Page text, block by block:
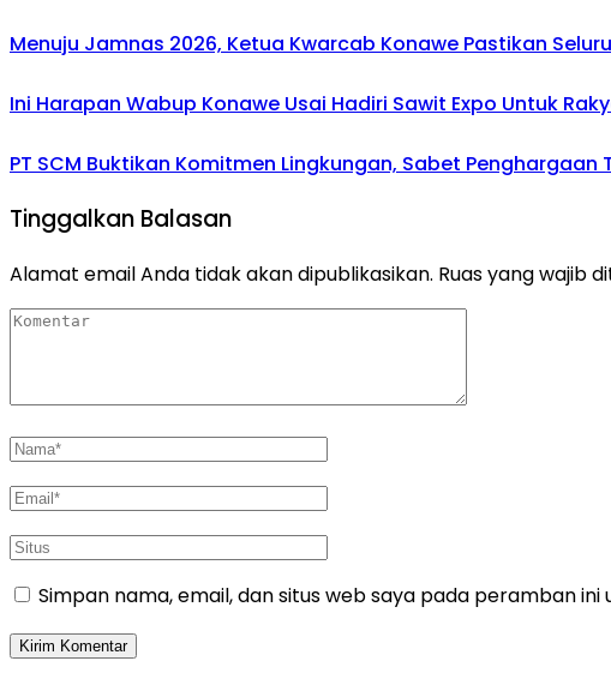
Menuju Jamnas 2026, Ketua Kwarcab Konawe Pastikan
Ini Harapan Wabup Konawe Usai Hadiri Sawit Expo Untuk
PT SCM Buktikan Komitmen Lingkungan, Sabet Penghargaan
Tinggalkan Balasan
Alamat email Anda tidak akan dipublikasikan. Ruas yang wajib
Simpan nama, email, dan situs web saya pada peramban